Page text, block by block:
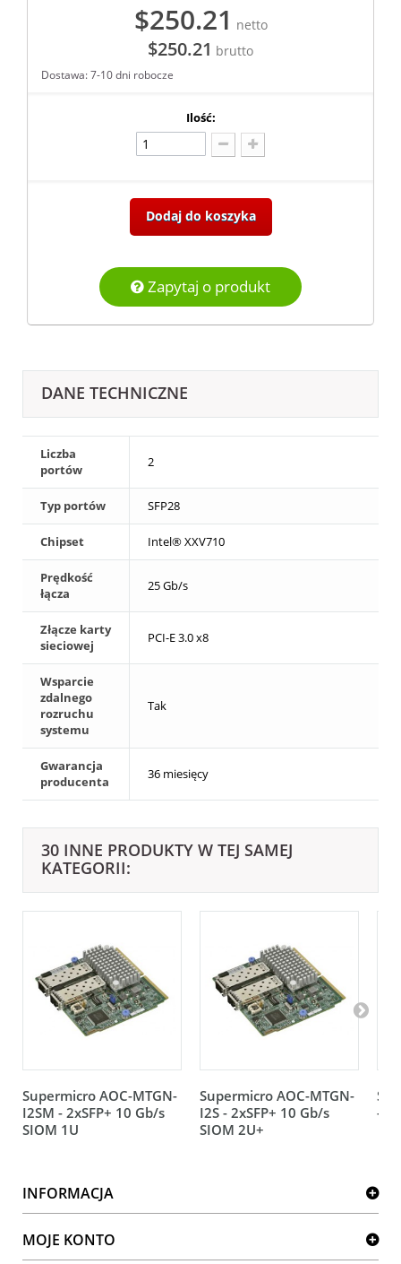
$250.21 netto
$250.21 brutto
Dostawa: 7-10 dni robocze
Ilość:
Dodaj do koszyka
Zapytaj o produkt
DANE TECHNICZNE
Liczba
portów
2
Typ portów SFP28
Chipset Intel® XXV710
Prędkość
łącza
25 Gb/s
Złącze karty
sieciowej
PCI-E 3.0 x8
Wsparcie
zdalnego
rozruchu
systemu
Tak
Gwarancja
producenta
36 miesięcy
30 INNE PRODUKTY W TEJ SAMEJ
KATEGORII:
Supermicro AOC-MTGN-
I2SM - 2xSFP+ 10 Gb/s
SIOM 1U
Supermicro AOC-MTGN-
I2S - 2xSFP+ 10 Gb/s
SIOM 2U+
-
INFORMACJA
MOJE KONTO